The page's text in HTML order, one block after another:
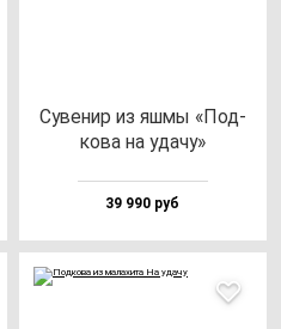
Суве­нир из яш­мы «Под­
ко­ва на уда­чу»
39 990 руб